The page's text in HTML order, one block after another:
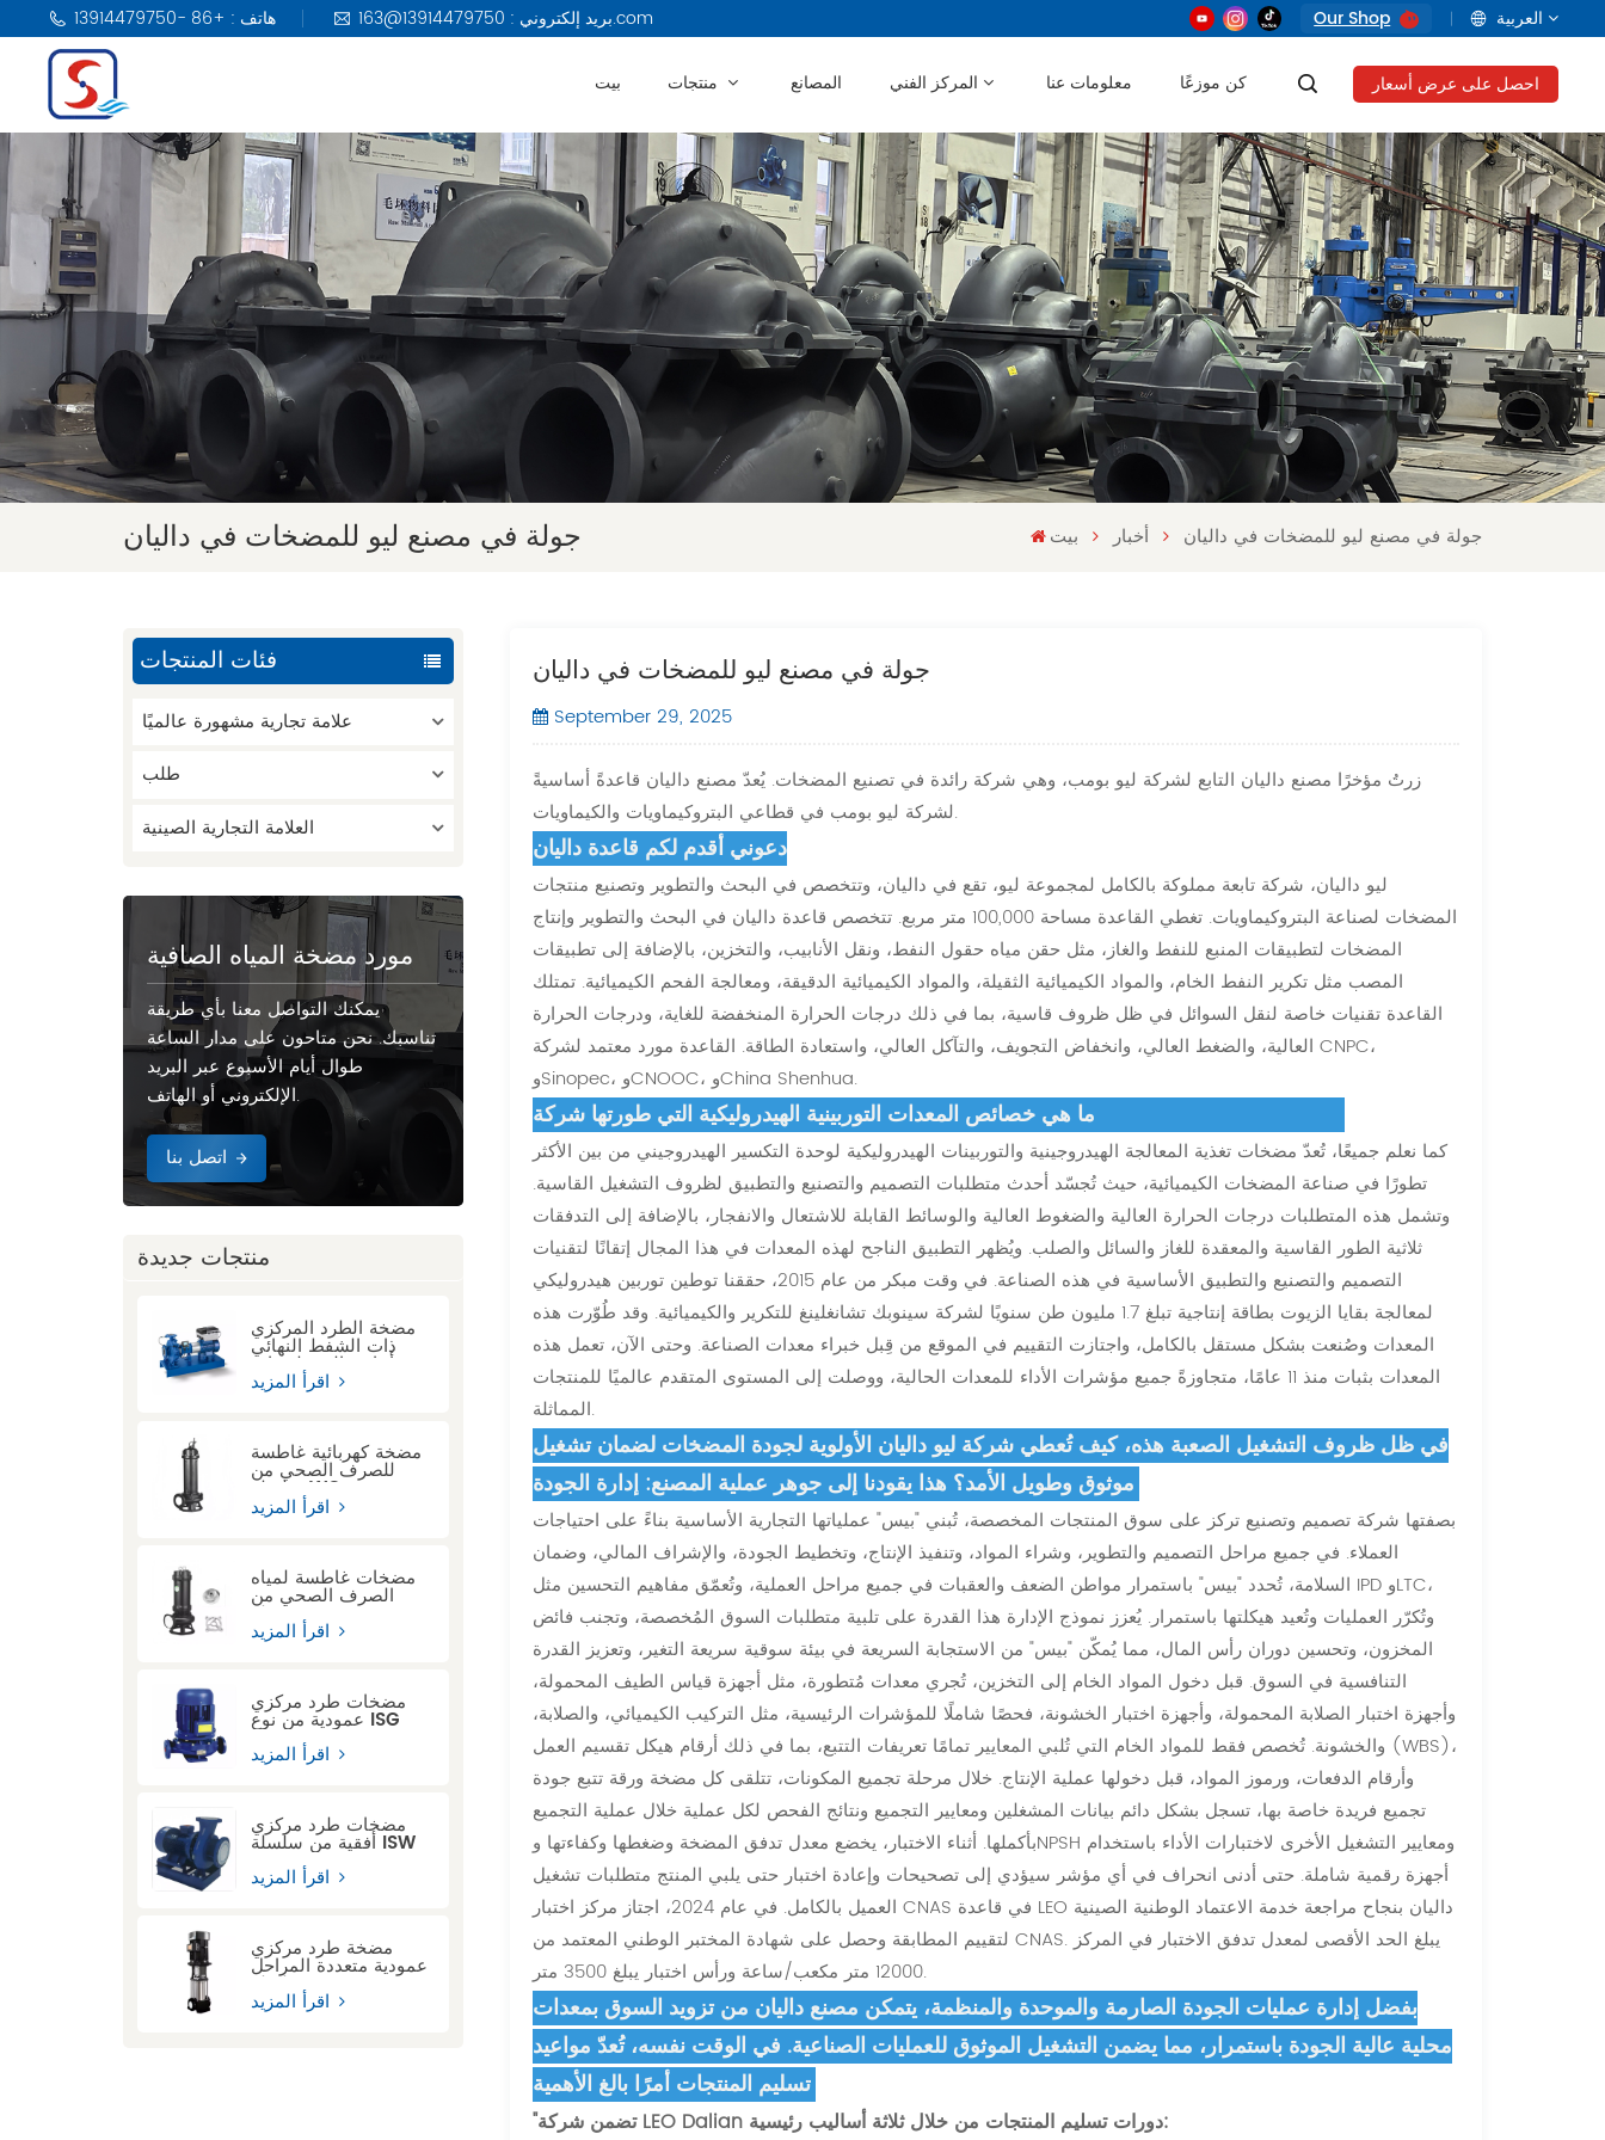
هاتف : +86 -13914479750 بريد إلكتروني : 13914479750@163.com Our Shop العربية
français
русский
العربية
Tiếng Việt
Indonesia
بيت المصانع المركز الفني معلومات عنا كن موزعًا احصل على عرض أسعار
جولة في مصنع ليو للمضخات في داليان بيت أخبار جولة في مصنع ليو للمضخات في داليان
فئات المنتجات
علامة تجارية مشهورة عالميًا
طلب
العلامة التجارية الصينية
مورد مضخة المياه الصافية
يمكنك التواصل معنا بأي طريقة
تناسبك. نحن متاحون على مدار الساعة
طوال أيام الأسبوع عبر البريد
الإلكتروني أو الهاتف.
اتصل بنا
منتجات جديدة
مضخة الطرد المركزي
ذات الشفط النهائي
أحادي المرحلة ذات
الوصلة الممتدة KSB
ETN
مضخة كهربائية غاطسة
للصرف الصحي من
سلسلة WQ
مضخات غاطسة لمياه
الصرف الصحي من
سلسلة ASWQ مزودة
بجهاز قطع
مضخات طرد مركزي
عمودية من نوع ISG
مضخات طرد مركزي
أفقية من سلسلة ISW
مضخة طرد مركزي
عمودية متعددة المراحل
جولة في مصنع ليو للمضخات في داليان
September 29, 2025
زرتُ مؤخرًا مصنع داليان التابع لشركة ليو بومب، وهي شركة رائدة في تصنيع المضخات. يُعدّ مصنع داليان قاعدةً أساسيةً
لشركة ليو بومب في قطاعي البتروكيماويات والكيماويات.
دعوني أقدم لكم قاعدة داليان
ليو داليان، شركة تابعة مملوكة بالكامل لمجموعة ليو، تقع في داليان، وتتخصص في البحث والتطوير وتصنيع منتجات
المضخات لصناعة البتروكيماويات. تغطي القاعدة مساحة 100,000 متر مربع. تتخصص قاعدة داليان في البحث والتطوير وإنتاج
المضخات لتطبيقات المنبع للنفط والغاز، مثل حقن مياه حقول النفط، ونقل الأنابيب، والتخزين، بالإضافة إلى تطبيقات
المصب مثل تكرير النفط الخام، والمواد الكيميائية الثقيلة، والمواد الكيميائية الدقيقة، ومعالجة الفحم الكيميائية. تمتلك
القاعدة تقنيات خاصة لنقل السوائل في ظل ظروف قاسية، بما في ذلك درجات الحرارة المنخفضة للغاية، ودرجات الحرارة
العالية، والضغط العالي، وانخفاض التجويف، والتآكل العالي، واستعادة الطاقة. القاعدة مورد معتمد لشركة CNPC،
وSinopec، وCNOOC، وChina Shenhua.
كما نعلم جميعًا، تُعدّ مضخات تغذية المعالجة الهيدروجينية والتوربينات الهيدروليكية لوحدة التكسير الهيدروجيني من بين الأكثر
تطورًا في صناعة المضخات الكيميائية، حيث تُجسّد أحدث متطلبات التصميم والتصنيع والتطبيق لظروف التشغيل القاسية.
وتشمل هذه المتطلبات درجات الحرارة العالية والضغوط العالية والوسائط القابلة للاشتعال والانفجار، بالإضافة إلى التدفقات
ثلاثية الطور القاسية والمعقدة للغاز والسائل والصلب. ويُظهر التطبيق الناجح لهذه المعدات في هذا المجال إتقانًا لتقنيات
التصميم والتصنيع والتطبيق الأساسية في هذه الصناعة. في وقت مبكر من عام 2015، حققنا توطين توربين هيدروليكي
لمعالجة بقايا الزيوت بطاقة إنتاجية تبلغ 1.7 مليون طن سنويًا لشركة سينوبك تشانغلينغ للتكرير والكيميائية. وقد طُوّرت هذه
المعدات وصُنعت بشكل مستقل بالكامل، واجتازت التقييم في الموقع من قِبل خبراء معدات الصناعة. وحتى الآن، تعمل هذه
المعدات بثبات منذ 11 عامًا، متجاوزةً جميع مؤشرات الأداء للمعدات الحالية، ووصلت إلى المستوى المتقدم عالميًا للمنتجات
المماثلة.
في ظل ظروف التشغيل الصعبة هذه، كيف تُعطي شركة ليو داليان الأولوية لجودة المضخات لضمان تشغيل
بصفتها شركة تصميم وتصنيع تركز على سوق المنتجات المخصصة، تُبني "بيس" عملياتها التجارية الأساسية بناءً على احتياجات
العملاء. في جميع مراحل التصميم والتطوير، وشراء المواد، وتنفيذ الإنتاج، وتخطيط الجودة، والإشراف المالي، وضمان
السلامة، تُحدد "بيس" باستمرار مواطن الضعف والعقبات في جميع مراحل العملية، وتُعمّق مفاهيم التحسين مثل IPD وLTC،
وتُكرّر العمليات وتُعيد هيكلتها باستمرار. يُعزز نموذج الإدارة هذا القدرة على تلبية متطلبات السوق المُخصصة، وتجنب فائض
المخزون، وتحسين دوران رأس المال، مما يُمكّن "بيس" من الاستجابة السريعة في بيئة سوقية سريعة التغير، وتعزيز القدرة
التنافسية في السوق. قبل دخول المواد الخام إلى التخزين، تُجري معدات مُتطورة، مثل أجهزة قياس الطيف المحمولة،
وأجهزة اختبار الصلابة المحمولة، وأجهزة اختبار الخشونة، فحصًا شاملًا للمؤشرات الرئيسية، مثل التركيب الكيميائي، والصلابة،
والخشونة. تُخصص فقط للمواد الخام التي تُلبي المعايير تمامًا تعريفات التتبع، بما في ذلك أرقام هيكل تقسيم العمل (WBS)،
وأرقام الدفعات، ورموز المواد، قبل دخولها عملية الإنتاج. خلال مرحلة تجميع المكونات، تتلقى كل مضخة ورقة تتبع جودة
تجميع فريدة خاصة بها، تسجل بشكل دائم بيانات المشغلين ومعايير التجميع ونتائج الفحص لكل عملية خلال عملية التجميع
بأكملها. أثناء الاختبار، يخضع معدل تدفق المضخة وضغطها وكفاءتها وNPSH ومعايير التشغيل الأخرى لاختبارات الأداء باستخدام
أجهزة رقمية شاملة. حتى أدنى انحراف في أي مؤشر سيؤدي إلى تصحيحات وإعادة اختبار حتى يلبي المنتج متطلبات تشغيل
العميل بالكامل. في عام 2024، اجتاز مركز اختبار CNAS في قاعدة LEO داليان بنجاح مراجعة خدمة الاعتماد الوطنية الصينية
لتقييم المطابقة وحصل على شهادة المختبر الوطني المعتمد من CNAS. يبلغ الحد الأقصى لمعدل تدفق الاختبار في المركز
12000 متر مكعب/ساعة ورأس اختبار يبلغ 3500 متر.
بفضل إدارة عمليات الجودة الصارمة والموحدة والمنظمة، يتمكن مصنع داليان من تزويد السوق بمعدات
محلية عالية الجودة باستمرار، مما يضمن التشغيل الموثوق للعمليات الصناعية. في الوقت نفسه، تُعدّ مواعيد
"تضمن شركة LEO Dalian دورات تسليم المنتجات من خلال ثلاثة أساليب رئيسية: